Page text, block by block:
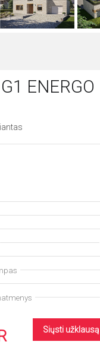
ENERGO
Siųsti užklausą